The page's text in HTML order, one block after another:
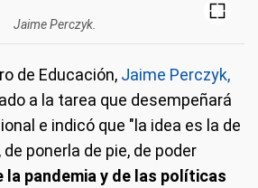
Jaime Perczyk.
de Educación, Jaime Perczyk,
a la tarea que desempeñará
e indicó que "la idea es la de
ponerla de pie, de poder
la pandemia y de las políticas